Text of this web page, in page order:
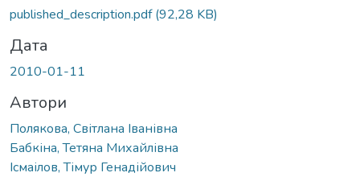
published_description.pdf(92,28 KB)
Дата
2010-01-11
Автори
Полякова, Світлана Іванівна
Бабкіна, Тетяна Михайлівна
Ісмаілов, Тімур Генадійович